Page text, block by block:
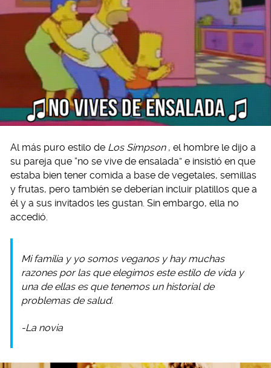
Al más puro estilo de Los Simpson , el hombre le dijo a
su pareja que “no se vive de ensalada” e insistió en que
estaba bien tener comida a base de vegetales, semillas
y frutas, pero también se deberían incluir platillos que a
él y a sus invitados les gustan. Sin embargo, ella no
accedió.
Mi familia y yo somos veganos y hay muchas
razones por las que elegimos este estilo de vida y
una de ellas es que tenemos un historial de
problemas de salud.
-La novia